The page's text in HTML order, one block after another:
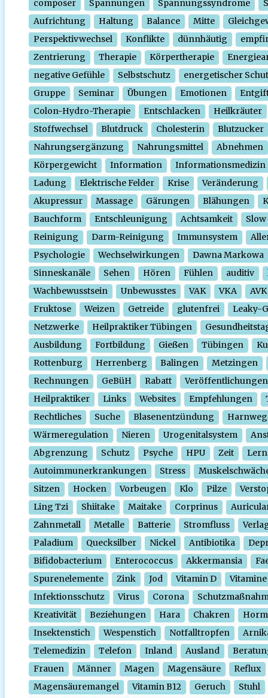
composer Spannungen Spannungssyndrome
Aufrichtung
Haltung Balance Mitte
Perspektivwechsel
Konflikte dünnhäutig
Zentrierung
Therapie Körpertherapie
negative Gefühle
Selbstschutz
energetischer
Gruppe
Seminar Übungen Emotionen
Colon-Hydro-Therapie
Entschlacken
Heilkräuter
Stoffwechsel
Blutdruck Cholesterin
Blutzucker
Nahrungsergänzung
Nahrungsmittel
Abnehmen
Körpergewicht
Information
Informationsmedizin
Ladung
Elektrische Felder Krise
Veränderung
Akupressur
Massage Gärungen Blähungen
Bauchform
Entschleunigung Achtsamkeit
Slow
Reinigung
Darm-Reinigung Immunsystem
Psychologie
Wechselwirkungen
Dawna Markowa
Sinneskanäle
Sehen Hören Fühlen auditiv
Wachbewusstsein
Unbewusstes VAK VKA
AVK
Fruktose
Weizen Getreide glutenfrei
Leaky-
Netzwerke
Heilpraktiker Tübingen
Ausbildung
Fortbildung Gießen Tübingen
Rottenburg
Herrenberg Balingen
Metzingen
Rechnungen
GeBüH Rabatt
Veröffentlichungen
Heilpraktiker
Links Websites Empfehlungen
Rechtliches
Suche Blasenentzündung
Wärmeregulation
Nieren Urogenitalsystem
Abgrenzung
Schutz Psyche HPU Zeit
Autoimmunerkrankungen
Stress
Sitzen
Hocken Vorbeugen Klo Pilze
Ling Tzi
Shiitake Maitake Corprinus
Zahnmetall
Metalle Batterie Stromfluss
Paladium
Quecksilber Nickel Antibiotika
Bifidobacterium
Enterococcus Akkermansia
Spurenelemente
Zink Jod Vitamin D
Vitamine
Infektionsschutz
Virus Corona
Kreativität
Beziehungen Hara Chakren
Insektenstich
Wespenstich Notfalltropfen
Telemedizin
Telefon Inland Ausland
Frauen
Männer Magen Magensäure
Reflux
Magensäuremangel
Vitamin B12 Geruch
Stuhl